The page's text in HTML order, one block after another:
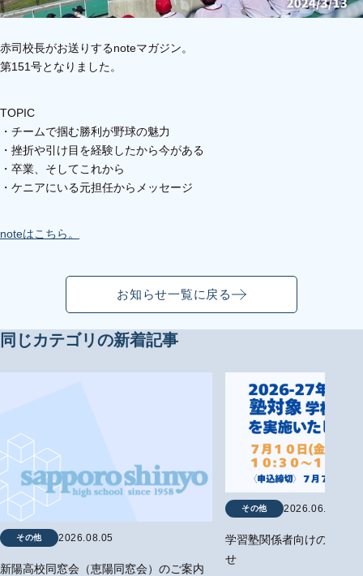
赤司校長がお送りするnoteマガジン。
第151号となりました。
TOPIC
・チームで掴む勝利が野球の魅力
・挫折や引け目を経験したから今がある
・卒業、そしてこれから
・ケニアにいる元担任からメッセージ
noteはこちら。
お知らせ一覧に戻る
同じカテゴリの新着記事
その他 2026.08.05
新陽高校同窓会（恵陽同窓会）のご案内
その他 2026.06.29
学習塾関係者向けの学校
せ